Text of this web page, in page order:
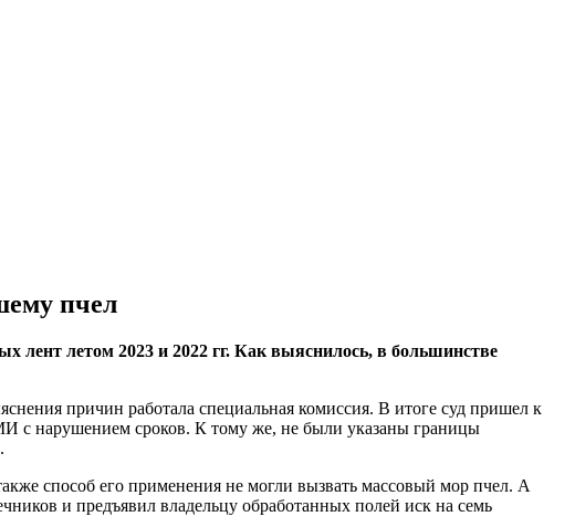
пчел
лент летом 2023 и 2022 гг. Как выяснилось, в большинстве
причин работала специальная комиссия. В итоге суд пришел к
с нарушением сроков. К тому же, не были указаны границы
способ его применения не могли вызвать массовый мор пчел. А
и предъявил владельцу обработанных полей иск на семь